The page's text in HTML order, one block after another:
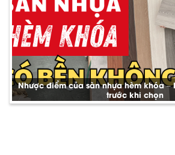
Nhược điểm của sàn nhựa hèm khóa
trước khi chọn